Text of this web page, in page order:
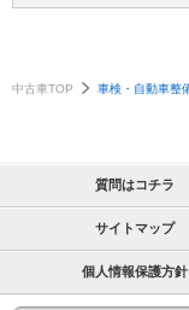
中古車TOP 車検・自動車整
質問はコチラ
サイトマップ
個人情報保護方針